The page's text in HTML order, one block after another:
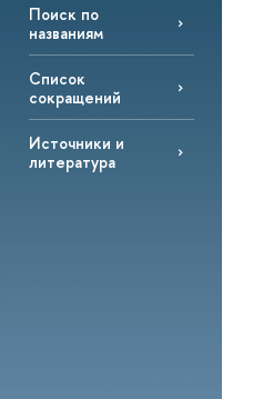
Поиск по
названиям
Список
сокращений
Источники и
литература